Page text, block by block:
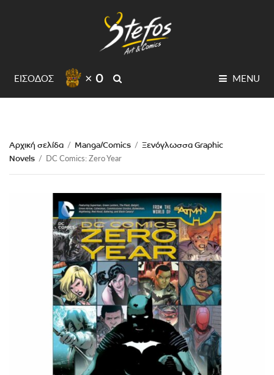
ΕΙΣΟΔΟΣ × 0 MENU
Αρχική σελίδα / Manga/Comics / Ξενόγλωσσα Graphic
Novels / DC Comics: Zero Year